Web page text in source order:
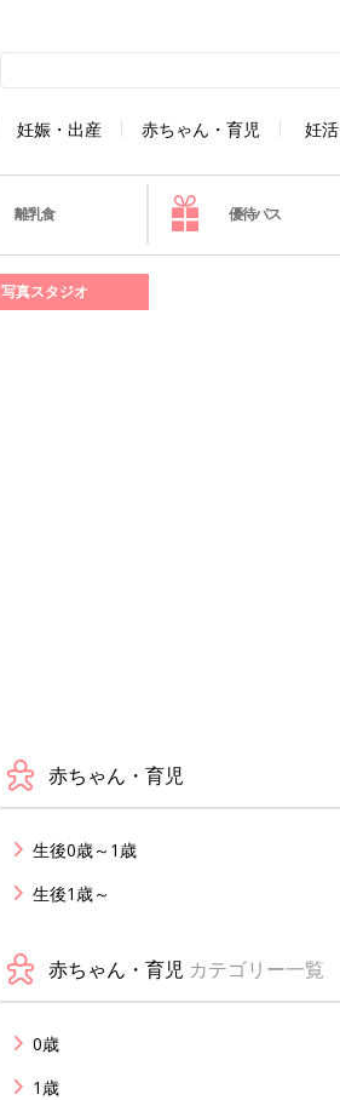
妊娠・出産 赤ちゃん・育児 妊活
離乳食 優待パス
写真スタジオ
赤ちゃん・育児
生後0歳～1歳
生後1歳～
赤ちゃん・育児 カテゴリー一覧
0歳
1歳